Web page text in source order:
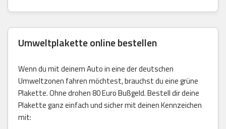
Umweltplakette online bestellen
Wenn du mit deinem Auto in eine der deutschen
Umweltzonen fahren möchtest, brauchst du eine grüne
Plakette. Ohne drohen 80 Euro Bußgeld. Bestell dir deine
Plakette ganz einfach und sicher mit deinen Kennzeichen
mit: